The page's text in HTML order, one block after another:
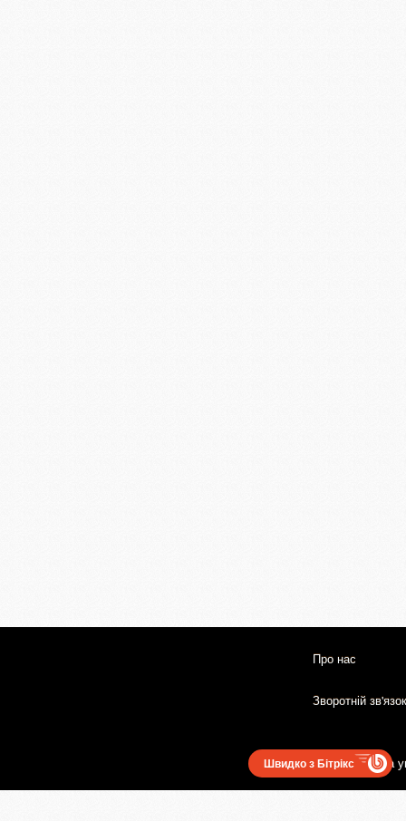
Про нас
Зворотній зв'язок
Користувацька
Швидко з Бітрікс